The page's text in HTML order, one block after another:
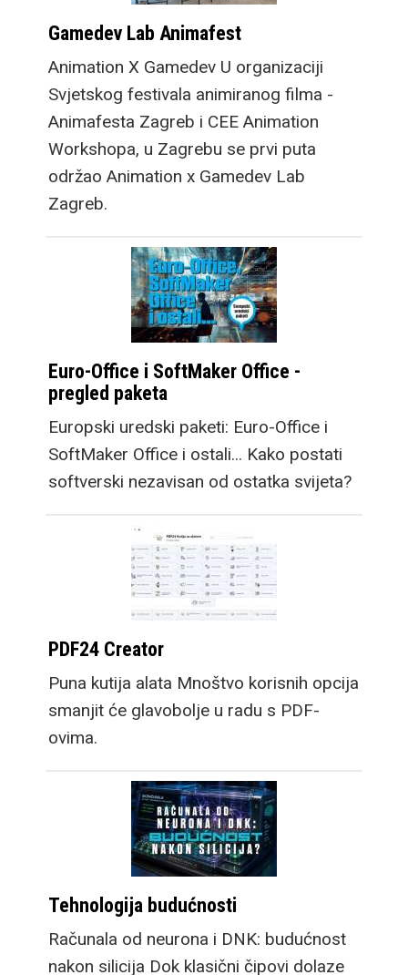
Gamedev Lab Animafest
Animation X Gamedev U organizaciji
Svjetskog festivala animiranog filma -
Animafesta Zagreb i CEE Animation
Workshopa, u Zagrebu se prvi puta
održao Animation x Gamedev Lab
Zagreb.
Euro-Office i SoftMaker Office -
pregled paketa
Europski uredski paketi: Euro-Office i
SoftMaker Office i ostali... Kako postati
softverski nezavisan od ostatka svijeta?
PDF24 Creator
Puna kutija alata Mnoštvo korisnih opcija
smanjit će glavobolje u radu s PDF-
ovima.
Tehnologija budućnosti
Računala od neurona i DNK: budućnost
nakon silicija Dok klasični čipovi dolaze